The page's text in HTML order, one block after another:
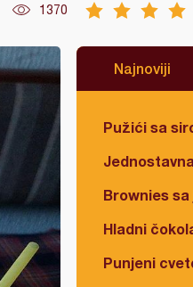
1370
Najnoviji
Pužići sa
Brownies
Hladni
Punjeni